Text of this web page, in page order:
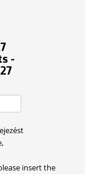
-
insert the